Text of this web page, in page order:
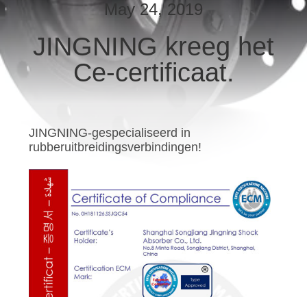
KWALITEITSCONTROLE
CONTACTEER
ONS
NIEUWS
VERZOEK
OM EEN
CITAAT
SITEMAP
May 24, 2019
JINGNING kreeg het
Ce-certificaat.
JINGNING-gespecialiseerd in
rubberuitbreidingsverbindingen!